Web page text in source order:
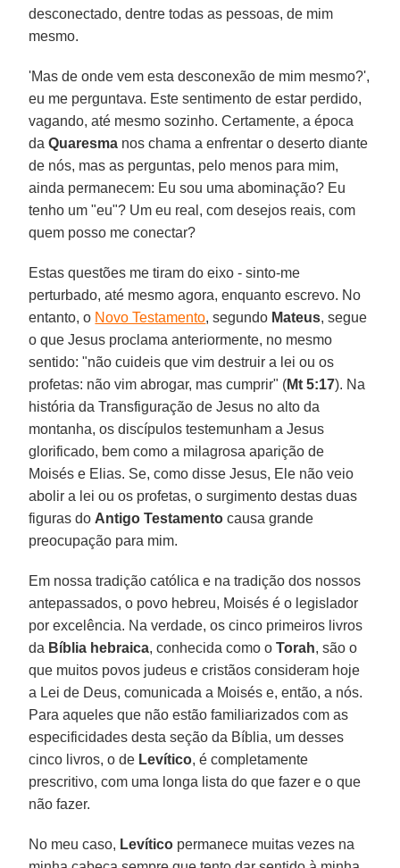
desconectado, dentre todas as pessoas, de mim
mesmo.
'Mas de onde vem esta desconexão de mim mesmo?',
eu me perguntava. Este sentimento de estar perdido,
vagando, até mesmo sozinho. Certamente, a época
daQuaresma nos chama a enfrentar o deserto diante
de nós, mas as perguntas, pelo menos para mim,
ainda permanecem: Eu sou uma abominação? Eu
tenho um "eu"? Um eu real, com desejos reais, com
quem posso me conectar?
Estas questões me tiram do eixo - sinto-me
perturbado, até mesmo agora, enquanto escrevo. No
entanto, o Novo Testamento, segundo Mateus, segue
o que Jesus proclama anteriormente, no mesmo
sentido: "não cuideis que vim destruir a lei ou os
profetas: não vim abrogar, mas cumprir" (Mt 5:17). Na
história da Transfiguração de Jesus no alto da
montanha, os discípulos testemunham a Jesus
glorificado, bem como a milagrosa aparição de
Moisés e Elias. Se, como disse Jesus, Ele não veio
abolir a lei ou os profetas, o surgimento destas duas
figuras do Antigo Testamento causa grande
preocupação para mim.
Em nossa tradição católica e na tradição dos nossos
antepassados, o povo hebreu, Moisés é o legislador
por excelência. Na verdade, os cinco primeiros livros
da Bíblia hebraica, conhecida como oTorah, são o
que muitos povos judeus e cristãos consideram hoje
a Lei de Deus, comunicada a Moisés e, então, a nós.
Para aqueles que não estão familiarizados com as
especificidades desta seção da Bíblia, um desses
cinco livros, o de Levítico, é completamente
prescritivo, com uma longa lista do que fazer e o que
não fazer.
No meu caso, Levítico permanece muitas vezes na